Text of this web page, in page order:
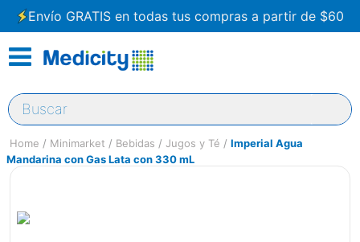
Envío GRATIS en todas tus compras a partir de $60
Buscar
Minimarket Bebidas Jugos y Té
Imperial Agua
Mandarina con Gas Lata con 330 mL